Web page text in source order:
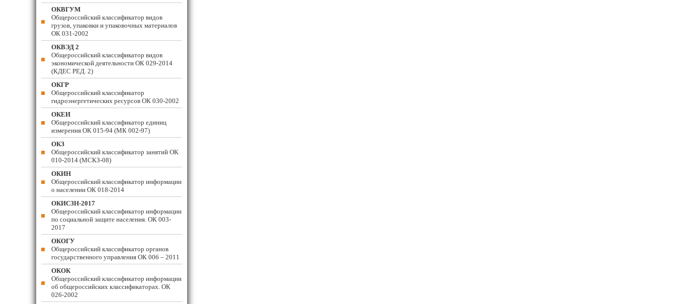
ОКВГУМ
Общероссийский классификатор видов
грузов, упаковки и упаковочных материалов
ОК 031-2002
ОКВЭД 2
Общероссийский классификатор видов
экономической деятельности ОК 029-2014
(КДЕС РЕД. 2)
ОКГР
Общероссийский классификатор
гидроэнергетических ресурсов ОК 030-2002
ОКЕИ
Общероссийский классификатор единиц
измерения ОК 015-94 (МК 002-97)
ОКЗ
Общероссийский классификатор занятий ОК
010-2014 (МСКЗ-08)
ОКИН
Общероссийский классификатор информации
о населении ОК 018-2014
ОКИСЗН-2017
Общероссийский классификатор информации
по социальной защите населения. ОК 003-
2017
ОКОГУ
Общероссийский классификатор органов
государственного управления ОК 006 – 2011
ОКОК
Общероссийский классификатор информации
об общероссийских классификаторах. ОК
026-2002